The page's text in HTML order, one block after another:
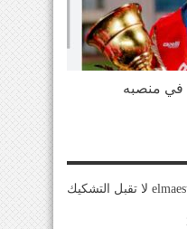
في منصبه
مصداقية elmaestrosport لا تقبل التشكيك